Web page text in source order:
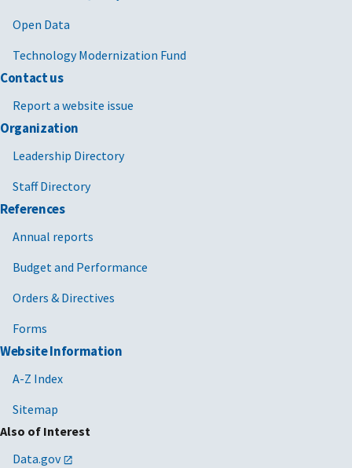
Open Data
Technology Modernization Fund
Contact us
Report a website issue
Organization
Leadership Directory
Staff Directory
References
Annual reports
Budget and Performance
Orders & Directives
Forms
Website Information
A-Z Index
Sitemap
Also of Interest
Data.gov